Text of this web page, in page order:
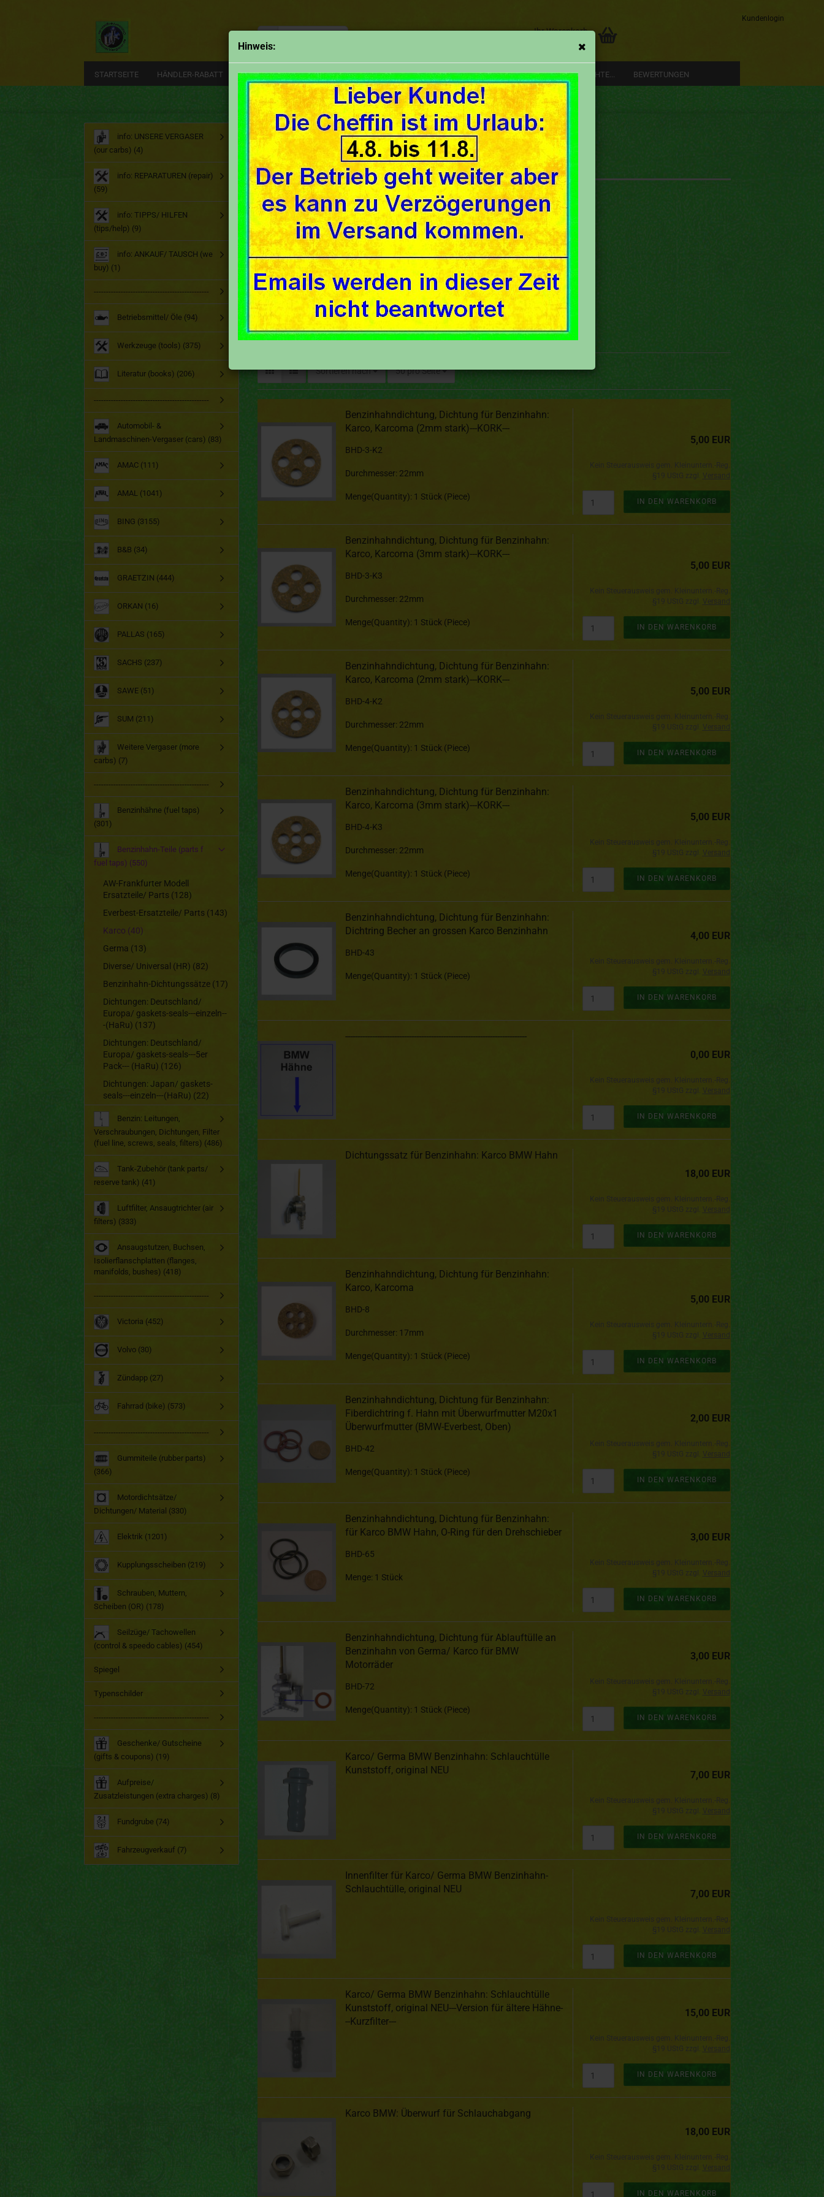
Hinweis:
Kundenlogin
Ihr Warenkorb
STARTSEITE HÄNDLER-RABATT EMAIL TELEFON SUCHE REPARATUREN UNSER GESCHÄFT UNSERE GESCHICHTE... BEWERTUNGEN
Startseite » Benzinhahn-Teile (parts f fuel taps) » Karco
Karco
Sortieren nach 50 pro Seite
Benzinhahndichtung, Dichtung für Benzinhahn:
Karco, Karcoma (2mm stark)---KORK---
BHD-3-K2
Durchmesser: 22mm
Menge(Quantity): 1 Stück (Piece)
5,00 EUR
IN DEN WARENKORB
Benzinhahndichtung, Dichtung für Benzinhahn:
Karco, Karcoma (3mm stark)---KORK---
BHD-3-K3
Durchmesser: 22mm
Menge(Quantity): 1 Stück (Piece)
5,00 EUR
IN DEN WARENKORB
Benzinhahndichtung, Dichtung für Benzinhahn:
Karco, Karcoma (2mm stark)---KORK---
BHD-4-K2
Durchmesser: 22mm
Menge(Quantity): 1 Stück (Piece)
5,00 EUR
IN DEN WARENKORB
Benzinhahndichtung, Dichtung für Benzinhahn:
Karco, Karcoma (3mm stark)---KORK---
BHD-4-K3
Durchmesser: 22mm
Menge(Quantity): 1 Stück (Piece)
5,00 EUR
IN DEN WARENKORB
Benzinhahndichtung, Dichtung für Benzinhahn:
Dichtring Becher an grossen Karco Benzinhahn
BHD-43
Menge(Quantity): 1 Stück (Piece)
4,00 EUR
IN DEN WARENKORB
--------------------------------------------------------------------------
0,00 EUR
IN DEN WARENKORB
Dichtungssatz für Benzinhahn: Karco BMW Hahn
18,00 EUR
IN DEN WARENKORB
Benzinhahndichtung, Dichtung für Benzinhahn:
Karco, Karcoma
BHD-8
Durchmesser: 17mm
Menge(Quantity): 1 Stück (Piece)
5,00 EUR
IN DEN WARENKORB
Benzinhahndichtung, Dichtung für Benzinhahn:
Fiberdichtring f. Hahn mit Überwurfmutter M20x1
Überwurfmutter (BMW-Everbest, Oben)
BHD-42
Menge(Quantity): 1 Stück (Piece)
2,00 EUR
IN DEN WARENKORB
Benzinhahndichtung, Dichtung für Benzinhahn:
für Karco BMW Hahn, O-Ring für den Drehschieber
BHD-65
Menge: 1 Stück
3,00 EUR
IN DEN WARENKORB
Benzinhahndichtung, Dichtung für Ablauftülle an
Benzinhahn von Germa/ Karco für BMW
Motorräder
BHD-72
Menge(Quantity): 1 Stück (Piece)
3,00 EUR
IN DEN WARENKORB
Karco/ Germa BMW Benzinhahn: Schlauchtülle
Kunststoff, original NEU
7,00 EUR
IN DEN WARENKORB
Innenfilter für Karco/ Germa BMW Benzinhahn-
Schlauchtülle, original NEU
7,00 EUR
IN DEN WARENKORB
Karco/ Germa BMW Benzinhahn: Schlauchtülle
Kunststoff, original NEU---Version für ältere Hähne-
--Kurzfilter---
15,00 EUR
IN DEN WARENKORB
Karco BMW: Überwurf für Schlauchabgang
18,00 EUR
IN DEN WARENKORB
info: UNSERE VERGASER
(our carbs) (4)
info: REPARATUREN (repair)
(59)
info: TIPPS/ HILFEN
(tips/help) (9)
info: ANKAUF/ TAUSCH (we
buy) (1)
-----------------------------------------------
Betriebsmittel/ Öle (94)
Werkzeuge (tools) (375)
Literatur (books) (206)
-----------------------------------------------
Automobil- &
Landmaschinen-Vergaser (cars) (83)
AMAC (111)
AMAL (1041)
BING (3155)
B&B (34)
GRAETZIN (444)
ORKAN (16)
PALLAS (165)
SACHS (237)
SAWE (51)
SUM (211)
Weitere Vergaser (more
carbs) (7)
-----------------------------------------------
Benzinhähne (fuel taps)
(301)
Benzinhahn-Teile (parts f
fuel taps) (550)
AW-Frankfurter Modell
Ersatzteile/ Parts (128)
Everbest-Ersatzteile/ Parts (143)
Karco (40)
Germa (13)
Diverse/ Universal (HR) (82)
Benzinhahn-Dichtungssätze (17)
Dichtungen: Deutschland/
Europa/ gaskets-seals---einzeln--
-(HaRu) (137)
Dichtungen: Deutschland/
Europa/ gaskets-seals---5er
Pack--- (HaRu) (126)
Dichtungen: Japan/ gaskets-
seals---einzeln---(HaRu) (22)
Benzin: Leitungen,
Verschraubungen, Dichtungen, Filter
(fuel line, screws, seals, filters) (486)
Tank-Zubehör (tank parts/
reserve tank) (41)
Luftfilter, Ansaugtrichter (air
filters) (333)
Ansaugstutzen, Buchsen,
Isolierflanschplatten (flanges,
manifolds, bushes) (418)
-----------------------------------------------
Victoria (452)
Volvo (30)
Zündapp (27)
Fahrrad (bike) (573)
-----------------------------------------------
Gummiteile (rubber parts)
(366)
Motordichtsätze/
Dichtungen/ Material (330)
Elektrik (1201)
Kupplungsscheiben (219)
Schrauben, Muttern,
Scheiben (OR) (178)
Seilzüge/ Tachowellen
(control & speedo cables) (454)
Spiegel
Typenschilder
-----------------------------------------------
Geschenke/ Gutscheine
(gifts & coupons) (19)
Aufpreise/
Zusatzleistungen (extra charges) (8)
Fundgrube (74)
Fahrzeugverkauf (7)